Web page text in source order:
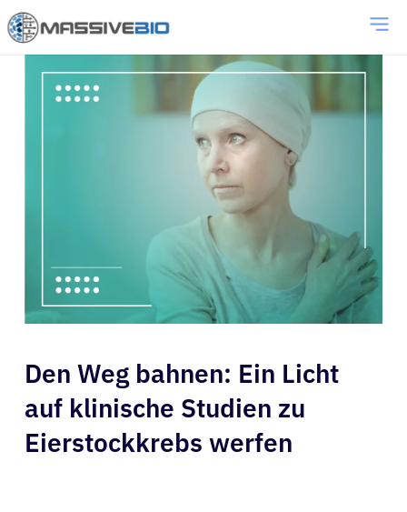
Den Weg bahnen: Ein Licht
auf klinische Studien zu
Eierstockkrebs werfen